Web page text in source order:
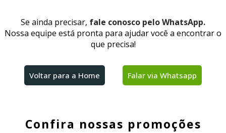
Se ainda precisar, fale conosco pelo WhatsApp.
Nossa equipe está pronta para ajudar você a encontrar o
que precisa!
Voltar para a Home Falar via Whatsapp
Confira nossas promoções